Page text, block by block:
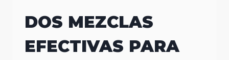
DOS MEZCLAS
EFECTIVAS PARA